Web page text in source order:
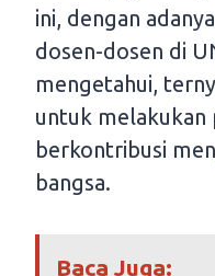
ini, dengan
dosen-dosen di
mengetahui,
untuk
berkontribusi
bangsa.
Baca Juga: